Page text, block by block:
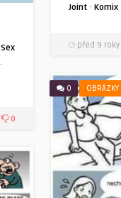
Joint · Komix
před 9 roky
Sex
·
0
0 OBRÁZKY